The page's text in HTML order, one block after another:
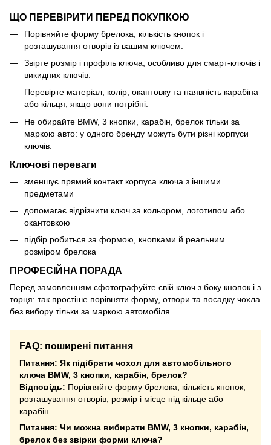
ЩО ПЕРЕВІРИТИ ПЕРЕД ПОКУПКОЮ
Порівняйте форму брелока, кількість кнопок і
розташування отворів із вашим ключем.
Звірте розмір і профіль ключа, особливо для смарт-ключів і
викидних ключів.
Перевірте матеріал, колір, окантовку та наявність карабіна
або кільця, якщо вони потрібні.
Не обирайте BMW, 3 кнопки, карабін, брелок тільки за
маркою авто: у одного бренду можуть бути різні корпуси
ключів.
Ключові переваги
зменшує прямий контакт корпуса ключа з іншими
предметами
допомагає відрізнити ключ за кольором, логотипом або
окантовкою
підбір робиться за формою, кнопками й реальним
розміром брелока
ПРОФЕСІЙНА ПОРАДА
Перед замовленням сфотографуйте свій ключ з боку кнопок і з
торця: так простіше порівняти форму, отвори та посадку чохла
без вибору тільки за маркою автомобіля.
FAQ: поширені питання
Питання: Як підібрати чохол для автомобільного
ключа BMW, 3 кнопки, карабін, брелок?
Відповідь: Порівняйте форму брелока, кількість кнопок,
розташування отворів, розмір і місце під кільце або
карабін.
Питання: Чи можна вибирати BMW, 3 кнопки, карабін,
брелок без звірки форми ключа?